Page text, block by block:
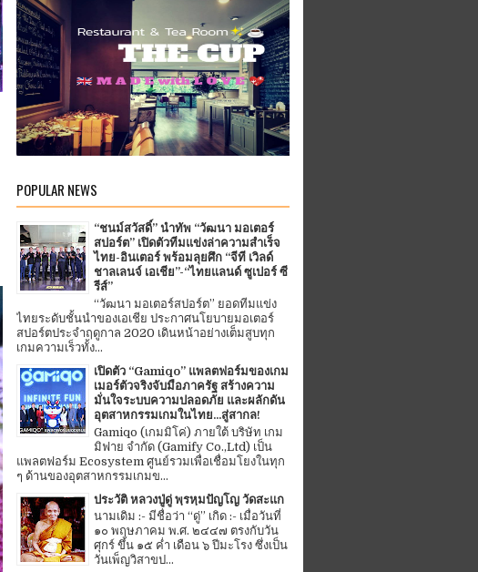
POPULAR NEWS
“ชนม์สวัสดิ์” นำทัพ “วัฒนา มอเตอร์
สปอร์ต” เปิดตัวทีมแข่งล่าความสำเร็จ
ไทย-อินเตอร์ พร้อมลุยศึก “จีที เวิลด์
ชาลเลนจ์ เอเชีย”-“ไทยแลนด์ ซูเปอร์ ซี
รีส์”
“วัฒนา มอเตอร์สปอร์ต” ยอดทีมแข่ง
ไทยระดับชั้นนำของเอเชีย ประกาศนโยบายมอเตอร์
สปอร์ตประจำฤดูกาล 2020 เดินหน้าอย่างเต็มสูบทุก
เกมความเร็วทั้ง...
เปิดตัว “Gamiqo” แพลตฟอร์มของเกม
เมอร์ตัวจริงจับมือภาครัฐ สร้างความ
มั่นใจระบบความปลอดภัย และผลักดัน
อุตสาหกรรมเกมในไทย...สู่สากล!
Gamiqo (เกมมิโค่) ภายใต้ บริษัท เกม
มิฟาย จำกัด (Gamify Co.,Ltd) เป็น
แพลตฟอร์ม Ecosystem ศูนย์รวมเพื่อเชื่อมโยงในทุก
ๆ ด้านของอุตสาหกรรมเกมข...
ประวัติ หลวงปู่ดู่ พฺรหฺมปัญโญ วัดสะแก
นามเดิม :- มีชื่อว่า “ดู่” เกิด :- เมื่อวันที่
๑๐ พฤษภาคม พ.ศ. ๒๔๔๗ ตรงกับวัน
ศุกร์ ขึ้น ๑๕ ค่ำ เดือน ๖ ปีมะโรง ซึ่งเป็น
วันเพ็ญวิสาขป...